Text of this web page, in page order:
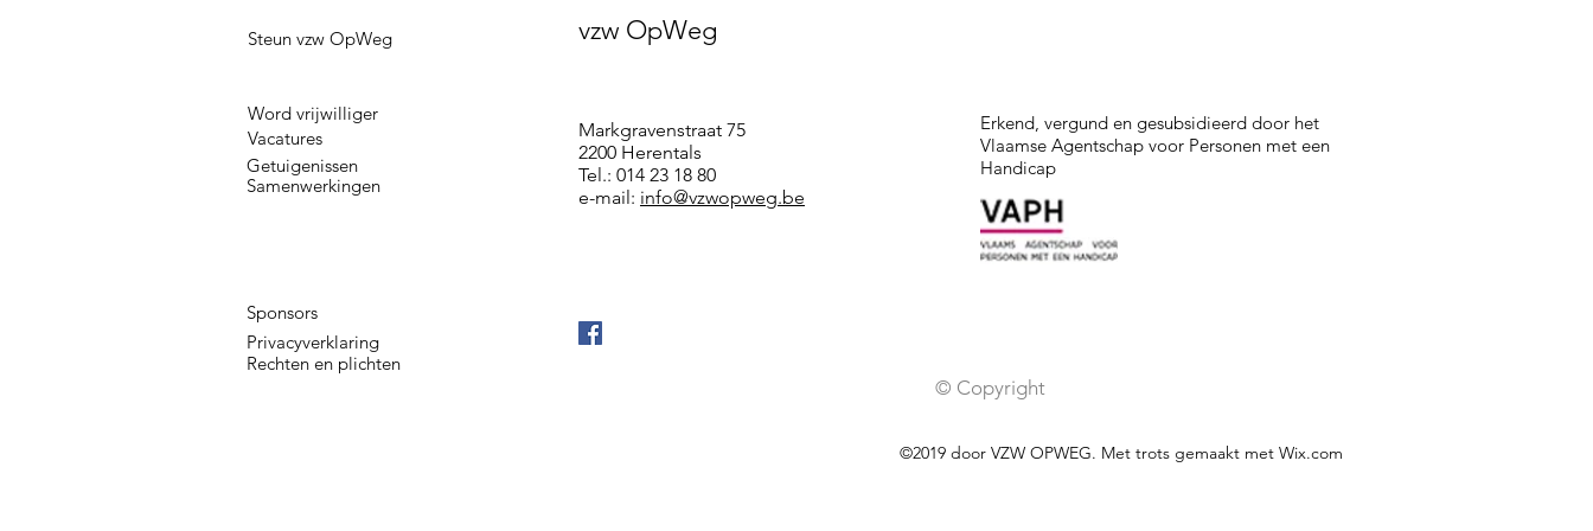
Steun vzw OpWeg
Word vrijwilliger
Vacatures
Getuigenissen
Samenwerkingen
vzw OpWeg
Markgravenstraat 75
2200 Herentals
Tel.: 014 23 18 80
e-mail: info@vzwopweg.be
Erkend, vergund en gesubsidieerd door het
Vlaamse Agentschap voor Personen met een
Handicap
Sponsors
Privacyverklaring
Rechten en plichten
© Copyright
©2019 door VZW OPWEG. Met trots gemaakt met Wix.com